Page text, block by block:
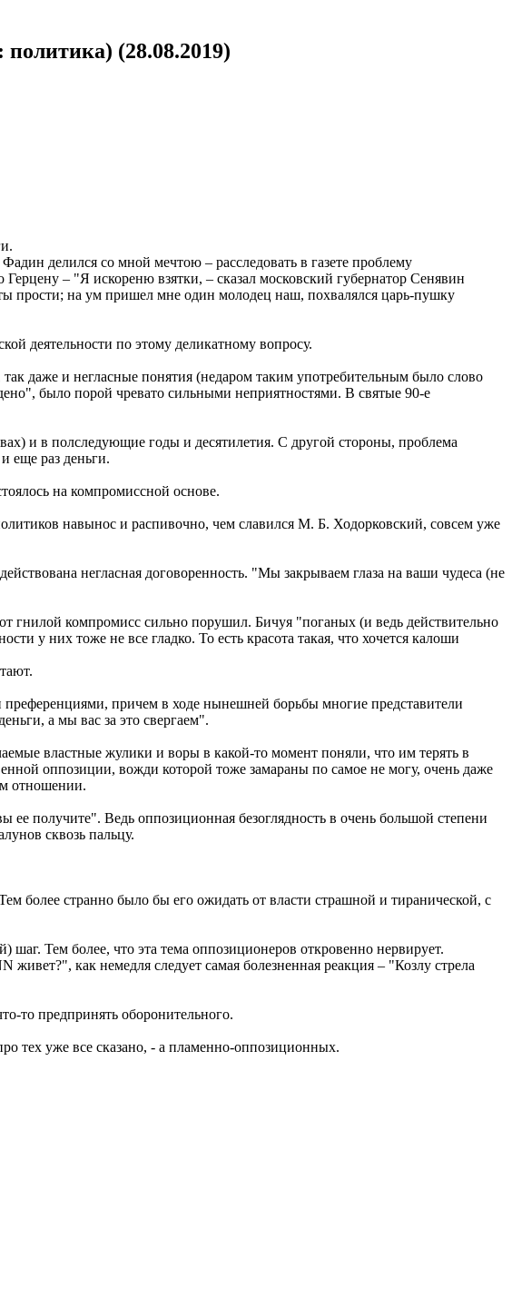
(28.08.2019)
делился со мной мечтою – расследовать в газете проблему
– "Я искореню взятки, – сказал московский губернатор Сенявин
прости; на ум пришел мне один молодец наш, похвалялся царь-пушку
деятельности по этому деликатному вопросу.
даже и негласные понятия (недаром таким употребительным было слово
было порой чревато сильными неприятностями. В святые 90-е
и в полследующие годы и десятилетия. С другой стороны, проблема
еще раз деньги.
на компромиссной основе.
навынос и распивочно, чем славился М. Б. Ходорковский, совсем уже
негласная договоренность. "Мы закрываем глаза на ваши чудеса (не
гнилой компромисс сильно порушил. Бичуя "поганых (и ведь действительно
у них тоже не все гладко. То есть красота такая, что хочется калоши
причем в ходе нынешней борьбы многие представители
а мы вас за это свергаем".
властные жулики и воры в какой-то момент поняли, что им терять в
оппозиции, вожди которой тоже замараны по самое не могу, очень даже
отношении.
получите". Ведь оппозиционная безоглядность в очень большой степени
сквозь пальцу.
более странно было бы его ожидать от власти страшной и тиранической, с
Тем более, что эта тема оппозиционеров откровенно нервирует.
как немедля следует самая болезненная реакция – "Козлу стрела
то предпринять оборонительного.
тех уже все сказано, - а пламенно-оппозиционных.